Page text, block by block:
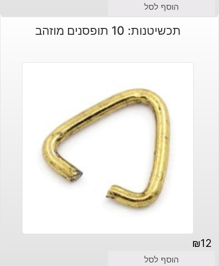
הוסף לסל
תכשיטנות: 10 תופסנים מוזהב
₪12
הוסף לסל